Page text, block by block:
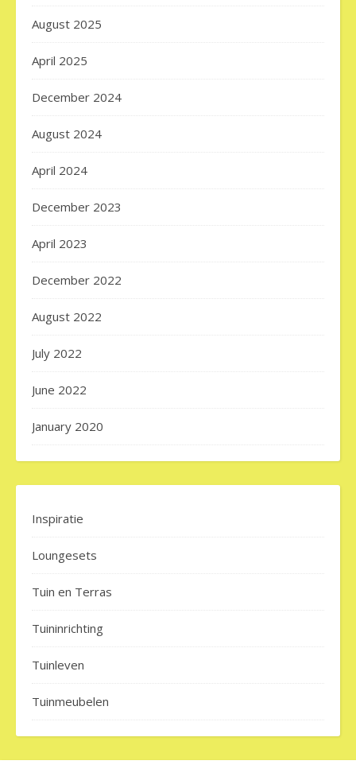
August 2025
April 2025
December 2024
August 2024
April 2024
December 2023
April 2023
December 2022
August 2022
July 2022
June 2022
January 2020
Inspiratie
Loungesets
Tuin en Terras
Tuininrichting
Tuinleven
Tuinmeubelen